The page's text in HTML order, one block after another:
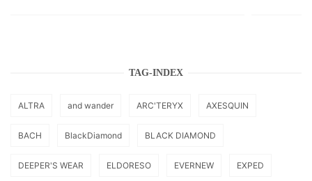
TAG-INDEX
ALTRA and wander ARC'TERYX AXESQUIN
BACH BlackDiamond BLACK DIAMOND
DEEPER'S WEAR ELDORESO EVERNEW EXPED